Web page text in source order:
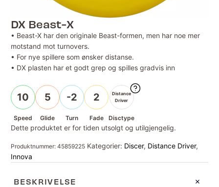
DX Beast-X
• Beast-X har den originale Beast-formen, men har noe mer
motstand mot turnovers.
• For nye spillere som ønsker distanse.
• DX plasten har et godt grep og spilles gradvis inn
10
Speed
5
Glide
-2
Turn
2
Fade
Distance
Driver
Disctype
Dette produktet er for tiden utsolgt og utilgjengelig.
Produktnummer:45859225 Kategorier: Discer, Distance Driver,
Innova
BESKRIVELSE